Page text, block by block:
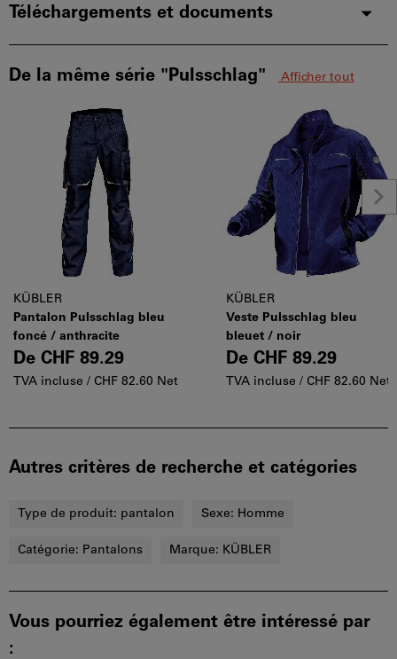
Téléchargements et documents
De la même série "Pulsschlag" Afficher tout
KÜBLER
Pantalon Pulsschlag bleu
foncé / anthracite
De CHF 89.29
TVA incluse / CHF 82.60 Net
KÜBLER
Veste Pulsschlag bleu
bleuet / noir
De CHF 89.29
TVA incluse / CHF 82.60 Net
Autres critères de recherche et catégories
Type de produit: pantalon Sexe: Homme
Catégorie: Pantalons Marque: KÜBLER
Vous pourriez également être intéressé par
: